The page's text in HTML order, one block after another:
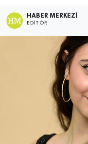
HABER MERKEZI
EDITÖR
Eğitim
Ekonomi
Eleman
Emlak
Gündem
Gurme
Haber Arşivi